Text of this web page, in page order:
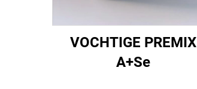
VOCHTIGE PREMIX
A+Se